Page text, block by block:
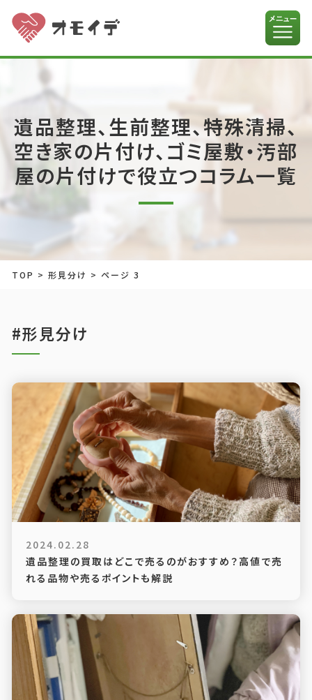
遺品整理、生前整理、特殊清掃、
空き家の片付け、ゴミ屋敷・汚部
屋の片付けで役立つコラム一覧
TOP > 形見分け > ページ 3
#形見分け
2024.02.28
遺品整理の買取はどこで売るのがおすすめ？高値で売
れる品物や売るポイントも解説